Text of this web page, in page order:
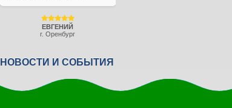
ЕВГЕНИЙ
г. Оренбург
НОВОСТИ И СОБЫТИЯ